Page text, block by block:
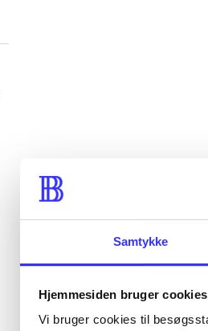
Samtykke
Hjemmesiden bruger cookies
Vi bruger cookies til
...